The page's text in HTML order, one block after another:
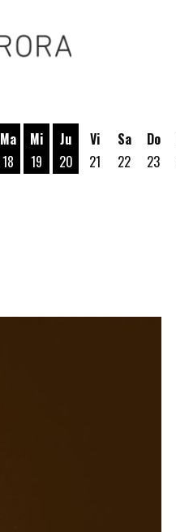
Ma
18
Mi
19
Ju
20
Vi
21
Sa
22
Do
23